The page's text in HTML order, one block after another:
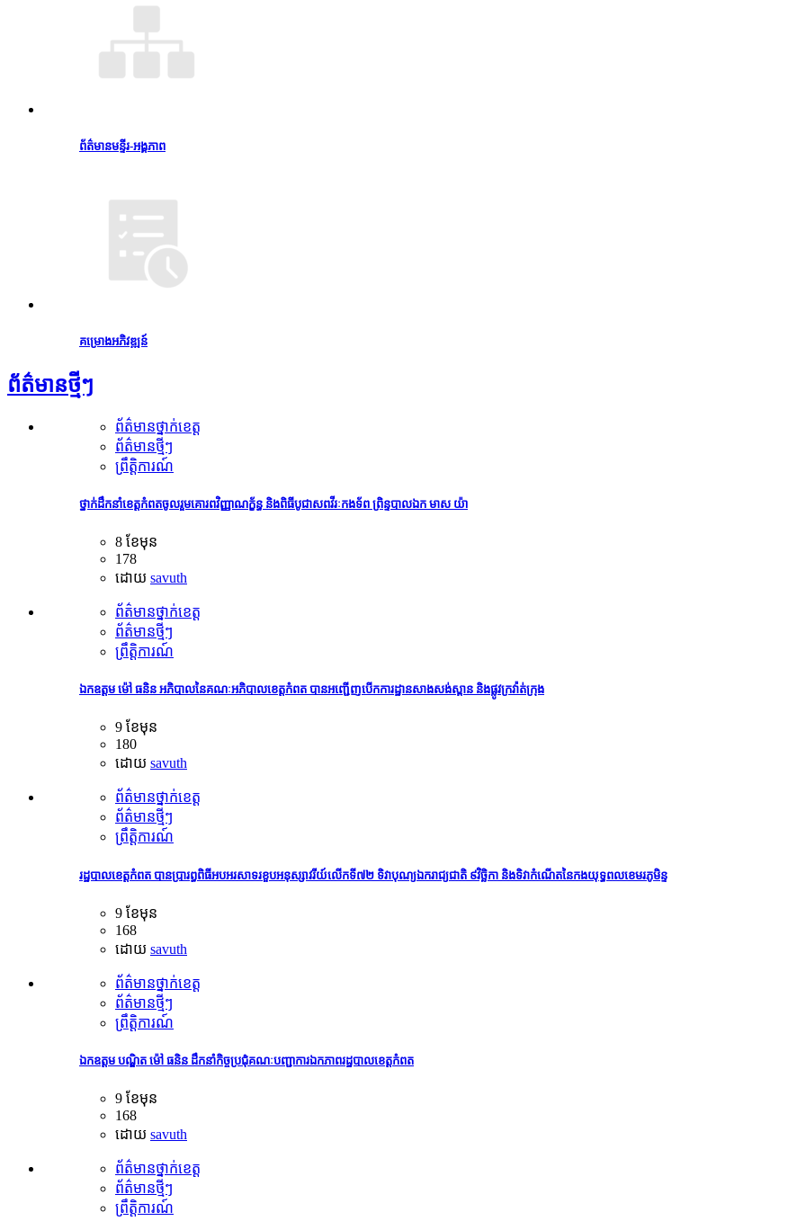
ព័ត៌មានមន្ទីរ-អង្គភាព
គម្រោងអភិវឌ្ឍន៍
ព័ត៌មានថ្មីៗ
ព័ត៌មានថ្នាក់ខេត្ត
ព័ត៌មានថ្មីៗ
ព្រឹត្តិការណ៍
ថ្នាក់ដឹកនាំខេត្តកំពតចូលរួមគោរពវិញ្ញាណក្ខ័ន្ធ និងពិធីបូជាសពវីរៈកងទ័ព ព្រិន្ទបាលឯក មាស យ៉ា
8 ខែមុន
178
ដោយ savuth
ព័ត៌មានថ្នាក់ខេត្ត
ព័ត៌មានថ្មីៗ
ព្រឹត្តិការណ៍
ឯកឧត្តម ម៉ៅ ធនិន អភិបាលនៃគណៈអភិបាលខេត្តកំពត បានអញ្ជើញបើកការដ្ឋានសាងសង់ស្ពាន និងផ្លូវក្រវ៉ាត់ក្រុង
9 ខែមុន
180
ដោយ savuth
ព័ត៌មានថ្នាក់ខេត្ត
ព័ត៌មានថ្មីៗ
ព្រឹត្តិការណ៍
រដ្ឋបាលខេត្តកំពត បានប្រារព្ធពិធីអបអរសាទរខួបអនុស្សាវរីយ៍លើកទី៧២ ទិវាបុណ្យឯករាជ្យជាតិ ៩វិច្ឆិកា និងទិវាកំណើតនៃកងយុទ្ធពលខេមរភូមិន្ទ
9 ខែមុន
168
ដោយ savuth
ព័ត៌មានថ្នាក់ខេត្ត
ព័ត៌មានថ្មីៗ
ព្រឹត្តិការណ៍
ឯកឧត្តម បណ្ឌិត ម៉ៅ ធនិន ដឹកនាំកិច្ចប្រជុំគណៈបញ្ជាការឯកភាពរដ្ឋបាលខេត្តកំពត
9 ខែមុន
168
ដោយ savuth
ព័ត៌មានថ្នាក់ខេត្ត
ព័ត៌មានថ្មីៗ
ព្រឹត្តិការណ៍